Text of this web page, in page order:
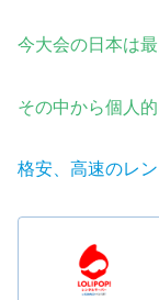
今大会の日本は
その中から個人
格安、高速のレ